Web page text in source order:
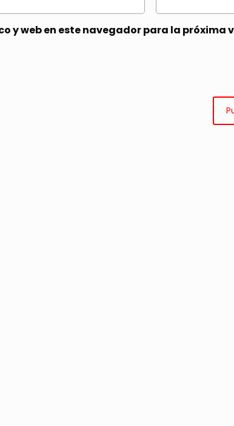
y web en este navegador para la próxima